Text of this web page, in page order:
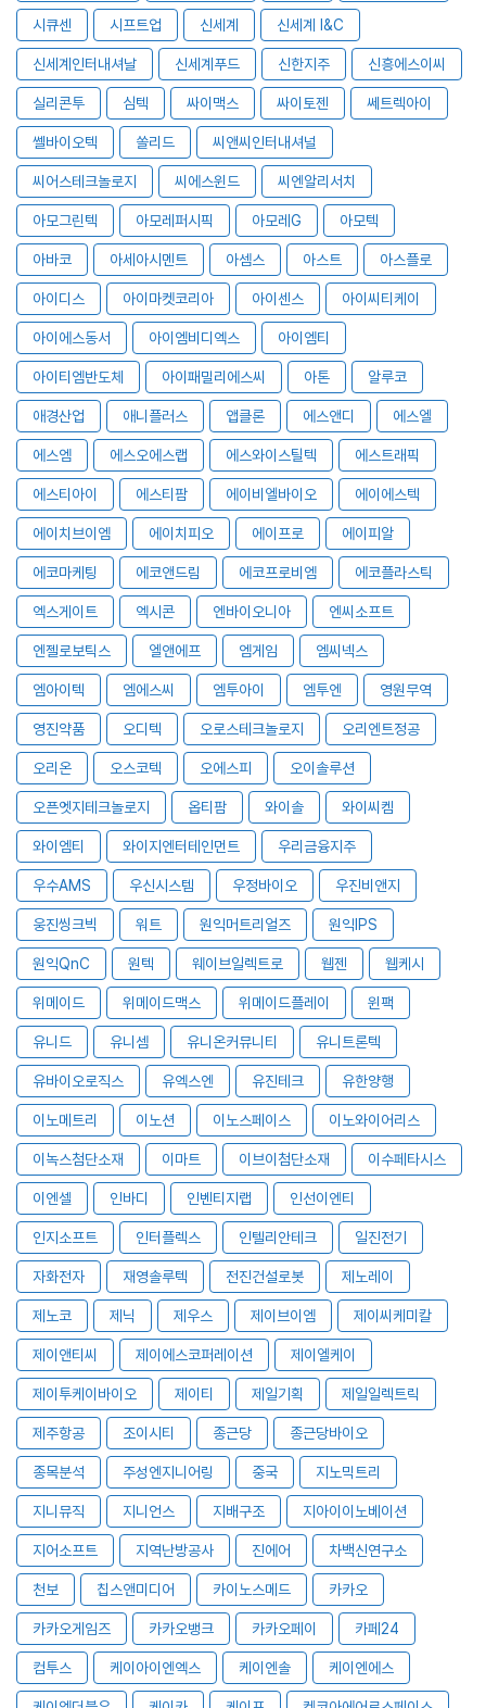
시큐센 시프트업 신세계 신세계 I&C
신세계인터내셔날 신세계푸드 신한지주 신흥에스이씨
실리콘투 심텍 싸이맥스 싸이토젠 쎄트렉아이
쎌바이오텍 쏠리드 씨앤씨인터내셔널
씨어스테크놀로지 씨에스윈드 씨엔알리서치
아모그린텍 아모레퍼시픽 아모레G 아모텍
아바코 아세아시멘트 아셈스 아스트 아스플로
아이디스 아이마켓코리아 아이센스 아이씨티케이
아이에스동서 아이엠비디엑스 아이엠티
아이티엠반도체 아이패밀리에스씨 아톤 알루코
애경산업 애니플러스 앱클론 에스앤디 에스엘
에스엠 에스오에스랩 에스와이스틸텍 에스트래픽
에스티아이 에스티팜 에이비엘바이오 에이에스텍
에이치브이엠 에이치피오 에이프로 에이피알
에코마케팅 에코앤드림 에코프로비엠 에코플라스틱
엑스게이트 엑시콘 엔바이오니아 엔씨소프트
엔젤로보틱스 엘앤에프 엠게임 엠씨넥스
엠아이텍 엠에스씨 엠투아이 엠투엔 영원무역
영진약품 오디텍 오로스테크놀로지 오리엔트정공
오리온 오스코텍 오에스피 오이솔루션
오픈엣지테크놀로지 옵티팜 와이솔 와이씨켐
와이엠티 와이지엔터테인먼트 우리금융지주
우수AMS 우신시스템 우정바이오 우진비앤지
웅진씽크빅 워트 원익머트리얼즈 원익IPS
원익QnC 원텍 웨이브일렉트로 웹젠 웹케시
위메이드 위메이드맥스 위메이드플레이 윈팩
유니드 유니셈 유니온커뮤니티 유니트론텍
유바이오로직스 유엑스엔 유진테크 유한양행
이노메트리 이노션 이노스페이스 이노와이어리스
이녹스첨단소재 이마트 이브이첨단소재 이수페타시스
이엔셀 인바디 인벤티지랩 인선이엔티
인지소프트 인터플렉스 인텔리안테크 일진전기
자화전자 재영솔루텍 전진건설로봇 제노레이
제노코 제닉 제우스 제이브이엠 제이씨케미칼
제이앤티씨 제이에스코퍼레이션 제이엘케이
제이투케이바이오 제이티 제일기획 제일일렉트릭
제주항공 조이시티 종근당 종근당바이오
종목분석 주성엔지니어링 중국 지노믹트리
지니뮤직 지니언스 지배구조 지아이이노베이션
지어소프트 지역난방공사 진에어 차백신연구소
천보 칩스앤미디어 카이노스메드 카카오
카카오게임즈 카카오뱅크 카카오페이 카페24
컴투스 케이아이엔엑스 케이엔솔 케이엔에스